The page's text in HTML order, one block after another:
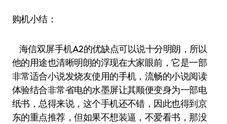
购机小结：
海信双屏手机A2的优缺点可以说十分明朗，所以
他的用途也清晰明朗的浮现在大家眼前，它是一部
非常适合小说发烧友使用的手机，流畅的小说阅读
体验结合非常省电的水墨屏让其顺便变身为一部电
纸书，总得来说，这个手机还不错，因此也得到京
东的重点推荐，但如果不想装逼，不爱看书，那没